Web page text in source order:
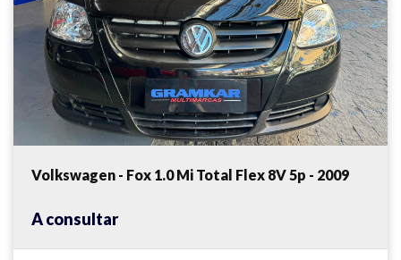
Volkswagen - Fox 1.0 Mi Total Flex 8V 5p - 2009
A consultar